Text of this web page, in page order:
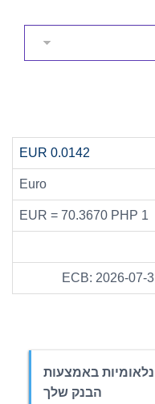
0.0142 EUR
Euro
1 EUR = 70.3670 PHP
באמצעות
הבנק שלך